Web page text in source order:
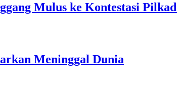
Mulus ke Kontestasi
Meninggal Dunia